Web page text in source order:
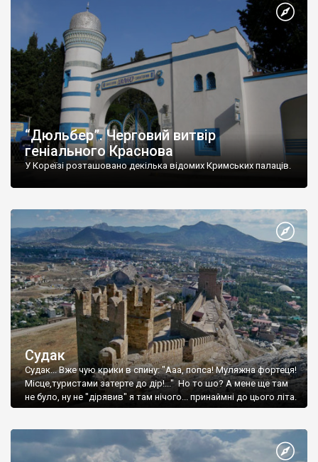
“Дюльбер”. Черговий витвір
геніального Краснова
У Кореїзі розташовано декілька відомих Кримських палаців.
Судак
Судак... Вже чую крики в спину: "Ааа, попса! Муляжна фортеця!
Місце,туристами затерте до дір!..." Но то шо? А мене ще там
не було, ну не "дірявив" я там нічого... принаймні до цього літа.